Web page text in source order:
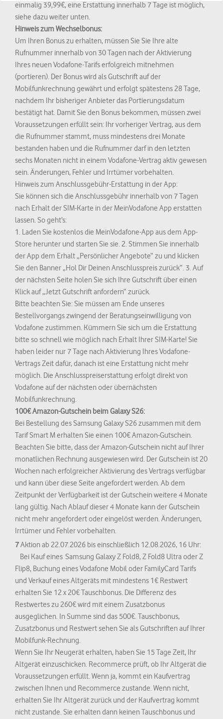
MitAlle akzeptierenerteilen Sie Ihre Einwilligung zu allen
Cookies und der damit verbundenen Datenverarbeitung. Mit
ablehnen
akzeptieren Sie nur technisch notwendige Cookies, die
sicherstellen, dass Sie alle Funktionen der Seite richtig nutzen
können.
Weitere Informationen zur Datenverarbeitung auf unseren
Seiten und zu unseren Partnern finden Sie in den
DatenschutzhinweisenÖffnet einen neuen Tab.
.
einmalig 39,99€, eine Erstattung innerhalb 7 Tage ist möglich,
siehe dazu weiter unten.
Hinweis zum Wechselbonus:
Um Ihren Bonus zu erhalten, müssen Sie Sie Ihre alte
Rufnummer innerhalb von 30 Tagen nach der Aktivierung
Ihres neuen Vodafone-Tarifs erfolgreich mitnehmen
(portieren). Der Bonus wird als Gutschrift auf der
Mobilfunkrechnung gewährt und erfolgt spätestens 28 Tage,
nachdem Ihr bisheriger Anbieter das Portierungsdatum
bestätigt hat. Damit Sie den Bonus bekommen, müssen zwei
Voraussetzungen erfüllt sein: Ihr vorheriger Vertrag, aus dem
die Rufnummer stammt, muss mindestens drei Monate
bestanden haben und die Rufnummer darf in den letzten
sechs Monaten nicht in einem Vodafone-Vertrag aktiv gewesen
sein. Änderungen, Fehler und Irrtümer vorbehalten.
Hinweis zum Anschlussgebühr-Erstattung in der App:
Sie können sich die Anschlussgebühr innerhalb von 7 Tagen
nach Erhalt der SIM-Karte in der MeinVodafone App erstatten
lassen. So geht’s:
1. Laden Sie kostenlos die MeinVodafone-App aus dem App-
Store herunter und starten Sie sie. 2. Stimmen Sie innerhalb
der App dem Erhalt „Persönlicher Angebote“ zu und klicken
Sie den Banner „Hol Dir Deinen Anschlusspreis zurück“. 3. Auf
der nächsten Seite holen Sie sich Ihre Gutschrift über einen
Klick auf „Jetzt Gutschrift anfordern“ zurück.
Bitte beachten Sie: Sie müssen am Ende unseres
Bestellvorgangs zwingend der Beratungseinwilligung von
Vodafone zustimmen. Kümmern Sie sich um die Erstattung
bitte so schnell wie möglich nach Erhalt Ihrer SIM-Karte! Sie
haben leider nur 7 Tage nach Aktivierung Ihres Vodafone-
Vertrags Zeit dafür, danach ist eine Erstattung nicht mehr
möglich. Die Anschlusspreiserstattung erfolgt direkt von
Vodafone auf der nächsten oder übernächsten
Mobilfunkrechnung.
100€ Amazon-Gutschein beim Galaxy S26:
Bei Bestellung des Samsung Galaxy S26 zusammen mit dem
Tarif Smart M erhalten Sie einen 100€ Amazon-Gutschein.
Beachten Sie bitte, dass der Amazon-Gutschein nicht auf Ihrer
monatlichen Rechnung ausgewiesen wird. Der Gutschein ist 20
Wochen nach erfolgreicher Aktivierung des Vertrags verfügbar
und kann über diese Seite angefordert werden. Ab dem
Zeitpunkt der Verfügbarkeit ist der Gutschein weitere 4 Monate
lang gültig. Nach Ablauf dieser 4 Monate kann der Gutschein
nicht mehr angefordert oder eingelöst werden. Änderungen,
Irrtümer und Fehler vorbehalten.
7Aktion ab 22.07.2026 bis einschließlich 12.08.2026, 16 Uhr:
Bei Kauf eines Samsung Galaxy Z Fold8, Z Fold8 Ultra oder Z
Flip8, Buchung eines Vodafone Mobil oder FamilyCard Tarifs
und Verkauf eines Altgeräts mit mindestens 1€ Restwert
erhalten Sie 12 x 20€ Tauschbonus. Die Differenz des
Restwertes zu 260€ wird mit einem Zusatzbonus
ausgeglichen. In Summe sind das 500€. Tauschbonus,
Zusatzbonus und Restwert sehen Sie als Gutschriften auf Ihrer
Mobilfunk-Rechnung.
Wenn Sie Ihr Neugerät erhalten, haben Sie 15 Tage Zeit, Ihr
Altgerät einzuschicken. Recommerce prüft, ob Ihr Altgerät die
Voraussetzungen erfüllt. Wenn ja, kommt ein Kaufvertrag
zwischen Ihnen und Recommerce zustande. Wenn nicht,
erhalten Sie Ihr Altgerät zurück und der Kaufvertrag kommt
nicht zustande. Sie erhalten dann keinen Tauschbonus und